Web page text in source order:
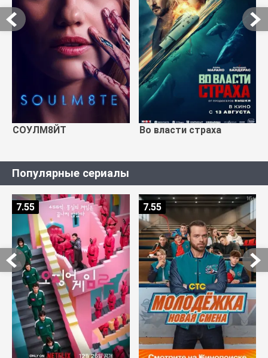
СОУЛМ8ЙТ Во власти страха
Популярные сериалы
7.55 7.55